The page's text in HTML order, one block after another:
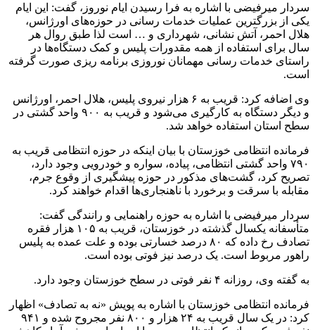
سردار میرفیضی با اشاره به فرا رسیدن ایام نوروز، گفت: این ایام
یکی از بزرگترین عملیات خدمات رسانی در حوزه‌های اورژانس،
هلال احمر، آتش نشانی، شهرداری و … است لذا طبق روال هر
سال برای استفاده از همه مقدورات پلیس و کمک دستگاه‌ها در
راستای خدمات رسانی مهمانان نوروزی برنامه ریزی صورت گرفته
است.
وی اضافه کرد: قریب به ۶ هزار نیروی پلیس، هلال احمر، اورژانس
و دیگر دستگاه به کارگیری
می‌شود و قریب به ۹۰۰ واحد گشتی در
سطح استان استفاده خواهد شد.
فرمانده انتظامی خوزستان با بیان اینکه در حوزه انتظامی قریب به
۷۹۰ واحد گشتی انتظامی، پیاده، سواره و خودرویی وجود دارد،
تصریح کرد، گشت‌های مذکور در حوزه پیشگیری از وقوع جرم،
مقابله با سرقت و برخورد با ناهنجاری‌ها اقدام خواهند کرد.
سردار میرفیضی با اشاره به حوزه راهنمایی و رانندگی گفت:
متأسفانه یکسال گذشته در خوزستان، قریب به ۱۰۵ هزار فقره
تصادف رخ داده که ۸۰ درصد خسارتی بوده و علت عمده به پلیس
راهور مربوط است. یک درصد نیز فوتی بوده است.
به گفته وی، روزانه ۴ نفر فوتی در سطح خوزستان وجود دارد.
فرمانده انتظامی خوزستان با اشاره به پویش «نه به تصادف» اظهار
کرد: در یک سال قریب به ۲۴ هزار و ۸۰۰ نفر مجروح شده و ۹۴۱